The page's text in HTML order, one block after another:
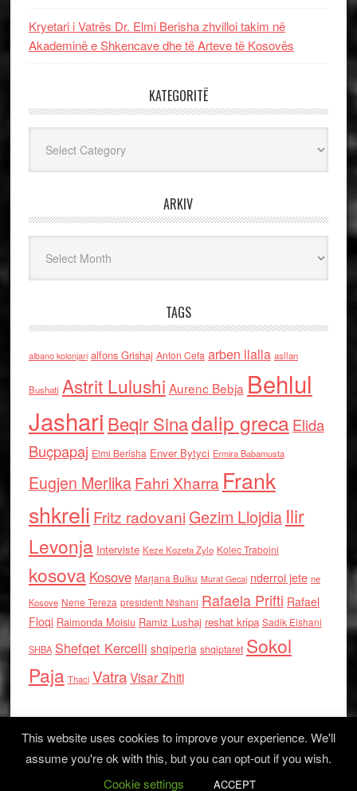
Kryetari i Vatrës Dr. Elmi Berisha zhvilloi takim në
Akademinë e Shkencave dhe të Arteve të Kosovës
KATEGORITË
ARKIV
TAGS
albano kolonjari alfons Grishaj Anton Cefa arben llalla asllan
Bushati Astrit Lulushi Aurenc Bebja Behlul
Jashari Beqir Sinadalip grecaElida
Buçpapaj Elmi Berisha Enver Bytyci Ermira Babamusta
Eugjen MerlikaFahri Xharra Frank
shkreli Fritz radovaniGezim Llojdia Ilir
Levonja Interviste Keze Kozeta Zylo Kolec Traboini
kosova Kosove Marjana Bulku Murat Gecaj nderroi jete ne
Kosove Nene Tereza presidenti Nishani Rafaela Prifti Rafael
Floqi Raimonda Moisiu Ramiz Lushaj reshat kripa Sadik Elshani
SHBA Shefqet Kercelli shqiperia shqiptaret Sokol
Paja Thaci VatraVisar Zhiti
Log in
This website uses cookies to improve your experience. We'll
assume you're ok with this, but you can opt-out if you wish.
Cookie settings
ACCEPT